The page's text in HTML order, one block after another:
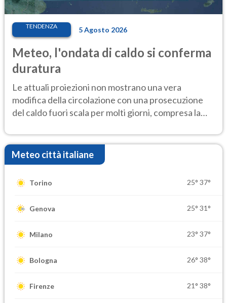
TENDENZA 5 Agosto 2026
Meteo, l'ondata di caldo si conferma
duratura
Le attuali proiezioni non mostrano una vera
modifica della circolazione con una prosecuzione
del caldo fuori scala per molti giorni, compresa la
Meteo città italiane
Torino 25° 37°
Genova 25° 31°
Milano 23° 37°
Bologna 26° 38°
Firenze 21° 38°